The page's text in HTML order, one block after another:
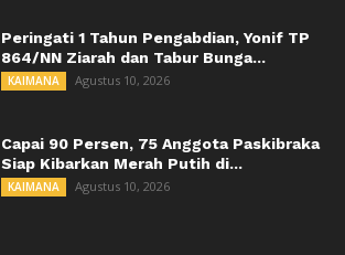
Peringati 1 Tahun Pengabdian, Yonif TP
864/NN Ziarah dan Tabur Bunga...
KAIMANA Agustus 10, 2026
Capai 90 Persen, 75 Anggota Paskibraka
Siap Kibarkan Merah Putih di...
KAIMANA Agustus 10, 2026